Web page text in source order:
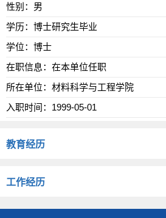
性别：男
学历：博士研究生毕业
学位：博士
在职信息：在本单位任职
所在单位：材料科学与工程学院
入职时间：1999-05-01
教育经历
工作经历